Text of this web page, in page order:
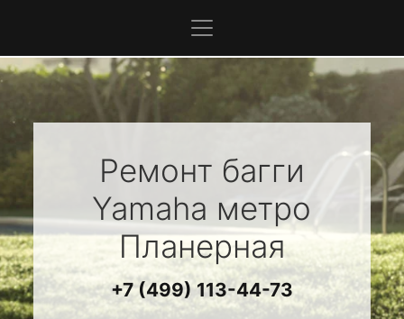
Ремонт багги
Yamaha метро
Планерная
+7 (499) 113-44-73